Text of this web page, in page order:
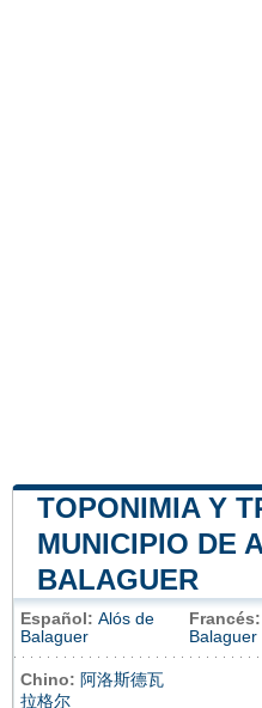
TOPONIMIA Y
MUNICIPIO DE
BALAGUER
Español: Alós de
Balaguer
Francés:
Balaguer
Chino: 阿洛斯德瓦
拉格尔